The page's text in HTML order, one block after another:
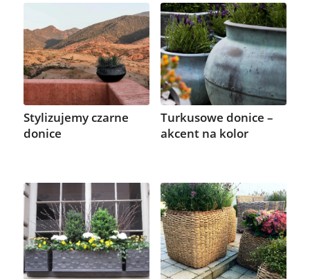
Stylizujemy czarne
donice
Turkusowe donice –
akcent na kolor